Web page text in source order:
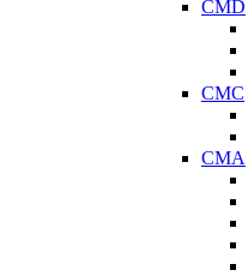
CMD
CMC
CMA